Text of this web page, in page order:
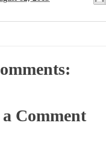
a Comment